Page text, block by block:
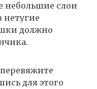
небольшие слои
нетугие
должно
для этого